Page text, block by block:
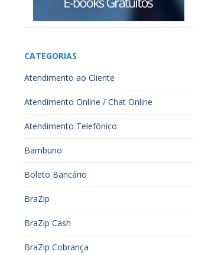
CATEGORIAS
Atendimento ao Cliente
Atendimento Online / Chat Online
Atendimento Telefônico
Bambuno
Boleto Bancário
BraZip
BraZip Cash
BraZip Cobrança